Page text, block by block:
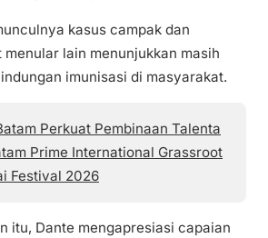
kasus campak dan
lain menunjukkan masih
imunisasi di masyarakat.
Perkuat Pembinaan Talenta
Prime International Grassroot
Festival 2026
itu, Dante mengapresiasi capaian